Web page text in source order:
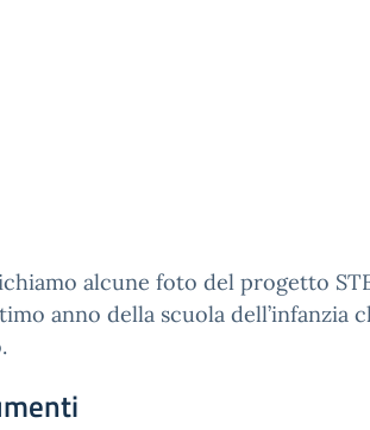
alcune foto del progetto
anno della scuola dell’infanzia